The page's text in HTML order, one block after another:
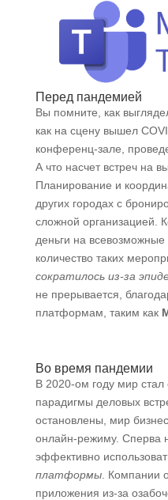
Перед пандемией
Вы помните, как
как на сцену вышел
конференц-зале,
А что насчет встреч на
Планирование и
других городах с
сложной организацией.
деньги на
количество таких
сократилось из-за
не прерывается,
платформам, таким как
Во время пандемии
В 2020-ом году мир
парадигмы деловых
остановлены, мир
онлайн-режиму. Сперва
эффективно
платформы. Компании
приложения из-за